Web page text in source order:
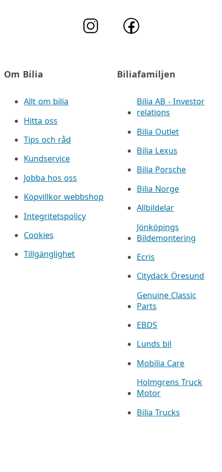
Om Bilia
Allt om bilia
Hitta oss
Tips och råd
Kundservice
Jobba hos oss
Köpvillkor webbshop
Integritetspolicy
Cookies
Tillgänglighet
Biliafamiljen
Bilia AB - Investor
relations
Bilia Outlet
Bilia Lexus
Bilia Porsche
Bilia Norge
Allbildelar
Jönköpings
Bildemontering
Ecris
Citydäck Öresund
Genuine Classic
Parts
EBDS
Lunds bil
Mobilia Care
Holmgrens Truck
Motor
Bilia Trucks